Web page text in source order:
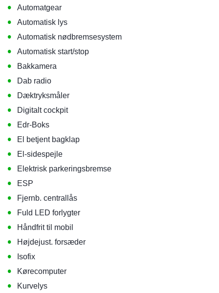
• Automatgear
• Automatisk lys
• Automatisk nødbremsesystem
• Automatisk start/stop
• Bakkamera
• Dab radio
• Dæktryksmåler
• Digitalt cockpit
• Edr-Boks
• El betjent bagklap
• El-sidespejle
• Elektrisk parkeringsbremse
• ESP
• Fjernb. centrallås
• Fuld LED forlygter
• Håndfrit til mobil
• Højdejust. forsæder
• Isofix
• Kørecomputer
• Kurvelys